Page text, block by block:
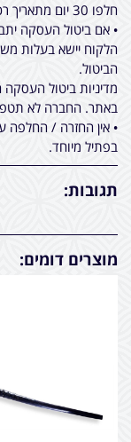
חלפו 30 יום מתאריך רכישת המוצר.
• אם ביטול העסקה
הלקוח יישא בעלות
הביטול.
מדיניות ביטול
באתר. החברה לא
• אין החזרה / החלפה
בפתיל מיוחד.
תגובות:
מוצרים דומים: